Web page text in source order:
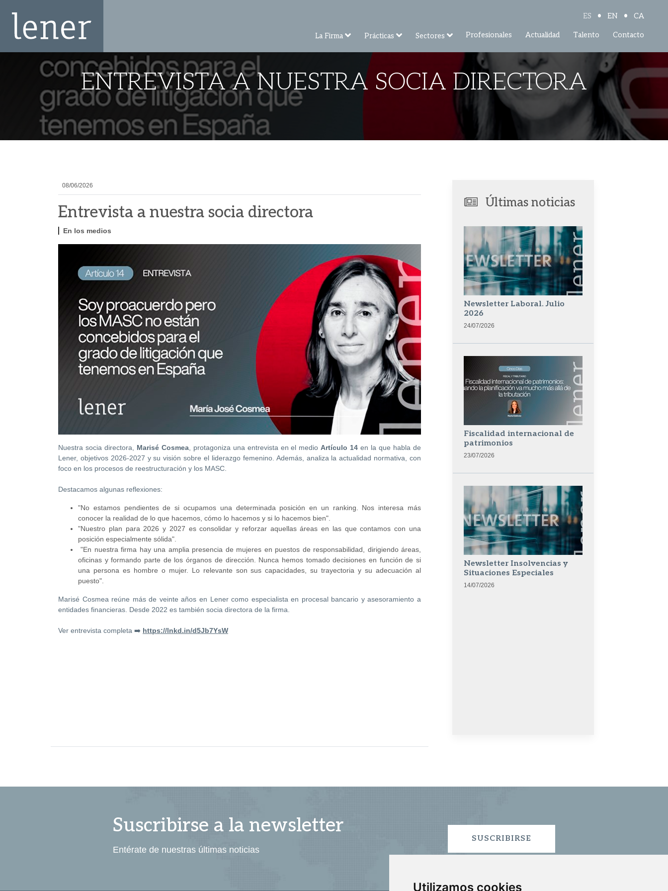
Utilizamos cookies
ES • EN • CA
La Firma Prácticas Sectores Profesionales Actualidad Talento Contacto
ENTREVISTA A NUESTRA SOCIA DIRECTORA
08/06/2026
Entrevista a nuestra socia directora
En los medios
Nuestra socia directora, Marisé Cosmea, protagoniza una entrevista en el medioArtículo 14en la que habla de
Lener, objetivos 2026-2027 y su visión sobre el liderazgo femenino. Además, analiza la actualidad normativa, con
foco en los procesos de reestructuración y los MASC.
Destacamos algunas reflexiones:
"No estamos pendientes de si ocupamos una determinada posición en un ranking. Nos interesa más
conocer la realidad de lo que hacemos, cómo lo hacemos y si lo hacemos bien".
"Nuestro plan para 2026 y 2027 es consolidar y reforzar aquellas áreas en las que contamos con una
posición especialmente sólida".
"En nuestra firma hay una amplia presencia de mujeres en puestos de responsabilidad, dirigiendo áreas,
oficinas y formando parte de los órganos de dirección. Nunca hemos tomado decisiones en función de si
una persona es hombre o mujer. Lo relevante son sus capacidades, su trayectoria y su adecuación al
puesto".
Marisé Cosmea reúne más de veinte años en Lener como especialista en procesal bancario y asesoramiento a
entidades financieras. Desde 2022 es también socia directora de la firma.
Ver entrevista completa ➡️ https://lnkd.in/d5Jb7YsW
Últimas noticias
Newsletter Laboral. Julio
2026
24/07/2026
Fiscalidad internacional de
patrimonios
23/07/2026
Newsletter Insolvencias y
Situaciones Especiales
14/07/2026
Suscribirse a la newsletter
Entérate de nuestras últimas noticias
SUSCRIBIRSE